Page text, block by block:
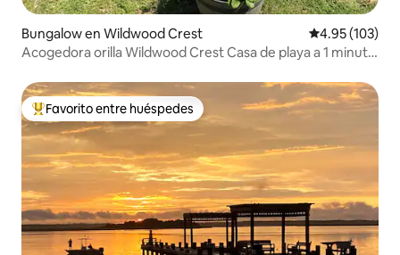
Bungalow en Wildwood Crest Calificación
4.95 (103)
Acogedora orilla Wildwood Crest Casa de playa a 1 minuto
Favorito entre huéspedes preferido
Favorito entre huéspedes